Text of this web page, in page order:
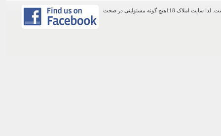
اطلاعات موجود در این وب سایت از طریق کاربران عمومی سایت ثبت شده است. لذا سایت املاک 118هیچ گونه مسئولیتی در صحت